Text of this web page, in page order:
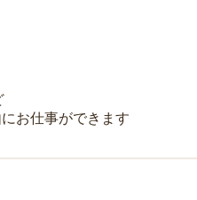
お仕事ができます